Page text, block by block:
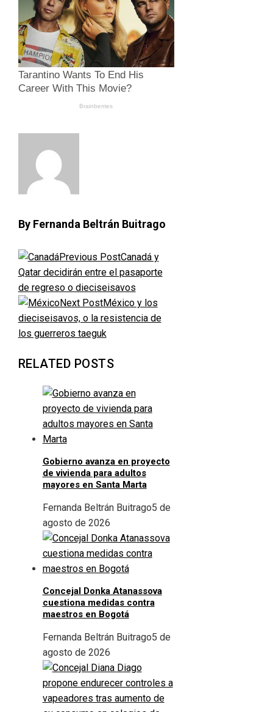
By Fernanda Beltrán Buitrago
Previous PostCanadá y
Qatar decidirán entre el pasaporte
de regreso o dieciseisavos
Next PostMéxico y los
dieciseisavos, o la resistencia de
los guerreros taeguk
RELATED POSTS
Gobierno avanza en proyecto
de vivienda para adultos
mayores en Santa Marta
Fernanda Beltrán Buitrago5 de
agosto de 2026
Concejal Donka Atanassova
cuestiona medidas contra
maestros en Bogotá
Fernanda Beltrán Buitrago5 de
agosto de 2026